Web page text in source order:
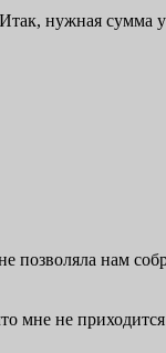
Итак, нужная сумма
позволяла нам
мне не